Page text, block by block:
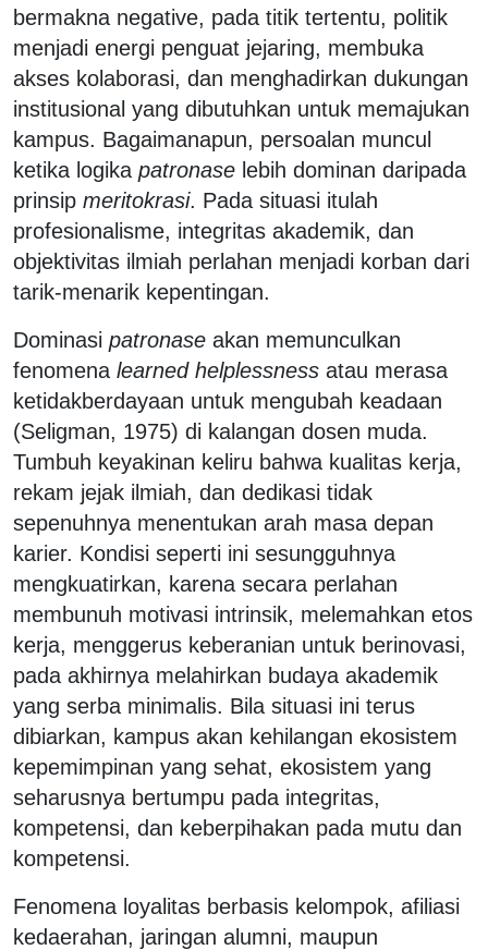
bermakna negative, pada titik tertentu, politik
menjadi energi penguat jejaring, membuka
akses kolaborasi, dan menghadirkan dukungan
institusional yang dibutuhkan untuk memajukan
kampus. Bagaimanapun, persoalan muncul
ketika logika patronase lebih dominan daripada
prinsip meritokrasi. Pada situasi itulah
profesionalisme, integritas akademik, dan
objektivitas ilmiah perlahan menjadi korban dari
tarik-menarik kepentingan.
Dominasi patronase akan memunculkan
fenomena learned helplessness atau merasa
ketidakberdayaan untuk mengubah keadaan
(Seligman, 1975) di kalangan dosen muda.
Tumbuh keyakinan keliru bahwa kualitas kerja,
rekam jejak ilmiah, dan dedikasi tidak
sepenuhnya menentukan arah masa depan
karier. Kondisi seperti ini sesungguhnya
mengkuatirkan, karena secara perlahan
membunuh motivasi intrinsik, melemahkan etos
kerja, menggerus keberanian untuk berinovasi,
pada akhirnya melahirkan budaya akademik
yang serba minimalis. Bila situasi ini terus
dibiarkan, kampus akan kehilangan ekosistem
kepemimpinan yang sehat, ekosistem yang
seharusnya bertumpu pada integritas,
kompetensi, dan keberpihakan pada mutu dan
kompetensi.
Fenomena loyalitas berbasis kelompok, afiliasi
kedaerahan, jaringan alumni, maupun